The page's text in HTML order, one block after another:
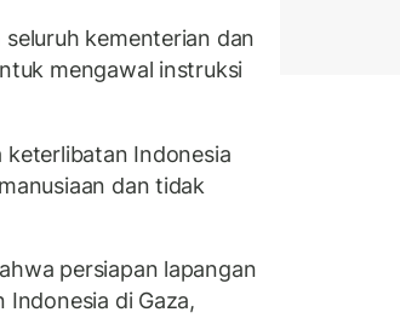
kementerian dan
mengawal instruksi
keterlibatan Indonesia
dan tidak
persiapan lapangan
di Gaza,